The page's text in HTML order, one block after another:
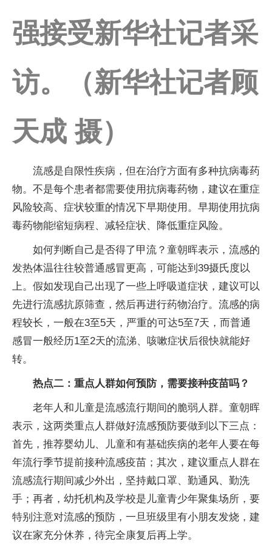
强接受新华社记者采
访。（新华社记者顾
天成 摄）
流感是自限性疾病，但在治疗方面有多种抗病毒药
物。不是每个患者都需要使用抗病毒药物，建议在重症
风险较高、症状较重的情况下早期使用。早期使用抗病
毒药物能缩短病程、减轻症状、降低重症风险。
如何判断自己是否得了甲流？童朝晖表示，流感的
发热体温往往较普通感冒更高，可能达到39摄氏度以
上。假如发现自己出现了一些上呼吸道症状，建议可以
先进行流感抗原筛查，然后再进行药物治疗。流感的病
程较长，一般在3至5天，严重的可达5至7天，而普通
感冒一般经历1至2天的流涕、咳嗽症状后很快就能好
转。
热点二：重点人群如何预防，需要接种疫苗吗？
老年人和儿童是流感流行期间的脆弱人群。童朝晖
表示，这两类重点人群做好流感预防要做到以下三点：
首先，推荐婴幼儿、儿童和有基础疾病的老年人要在每
年流行季节提前接种流感疫苗；其次，建议重点人群在
流感流行期间减少外出，坚持戴口罩、勤通风、勤洗
手；再者，幼托机构及学校是儿童青少年聚集场所，要
特别注意对流感的预防，一旦班级里有小朋友发烧，建
议在家充分休养，待完全康复后再上学。